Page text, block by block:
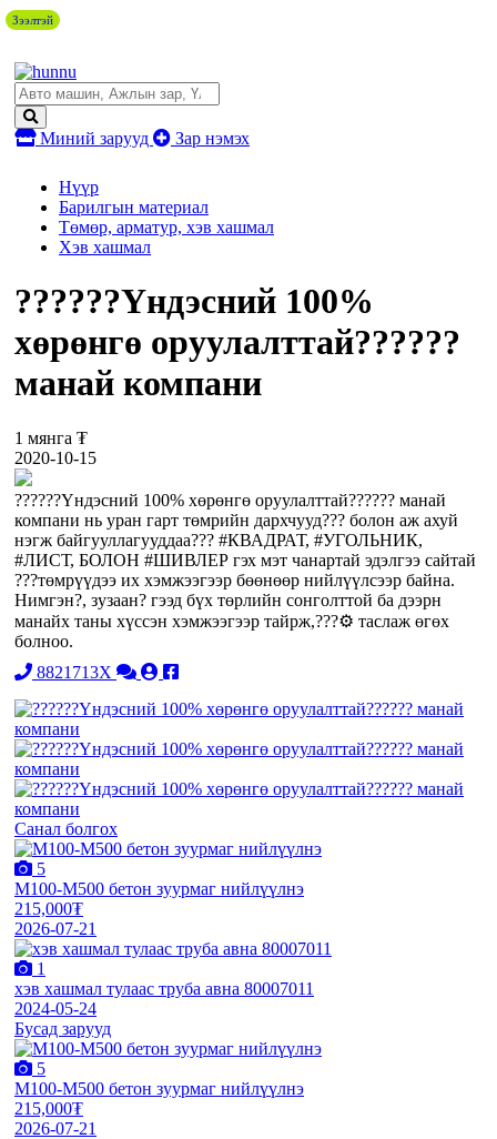
Миний зарууд Зар нэмэх
Нүүр
Барилгын материал
Төмөр, арматур, хэв хашмал
Хэв хашмал
??️??️??️Үндэсний 100%
хөрөнгө оруулалттай??️??️??️
манай компани
1 мянга ₮
2020-10-15
??️??️??️Үндэсний 100% хөрөнгө оруулалттай??️??️??️ манай
компани нь уран гарт төмрийн дархчууд??? болон аж ахуй
нэгж байгууллагууддаа??️?️ #КВАДРАТ, #УГОЛЬНИК,
#ЛИСТ, БОЛОН #ШИВЛЕР гэх мэт чанартай эдэлгээ сайтай
???төмрүүдээ их хэмжээгээр бөөнөөр нийлүүлсээр байна.
Нимгэн?, зузаан? гээд бүх төрлийн сонголттой ба дээрн
манайх таны хүссэн хэмжээгээр тайрж,???⚙️ таслаж өгөх
болноо.
8821713X
Санал болгох
5
М100-М500 бетон зуурмаг нийлүүлнэ
215,000₮
2026-07-21
1
хэв хашмал тулаас труба авна 80007011
2024-05-24
Бусад зарууд
5
М100-М500 бетон зуурмаг нийлүүлнэ
215,000₮
2026-07-21
Зээлтэй